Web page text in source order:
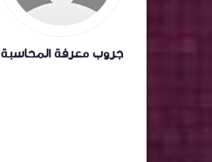
جروب معرفة المحاسبة